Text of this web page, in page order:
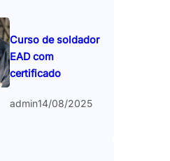
Curso de soldador
EAD com
certificado
admin14/08/2025